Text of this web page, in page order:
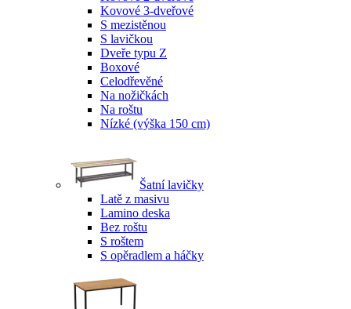
Kovové 3-dveřové
S mezistěnou
S lavičkou
Dveře typu Z
Boxové
Celodřevěné
Na nožičkách
Na roštu
Nízké (výška 150 cm)
Šatní lavičky
Latě z masivu
Lamino deska
Bez roštu
S roštem
S opěradlem a háčky